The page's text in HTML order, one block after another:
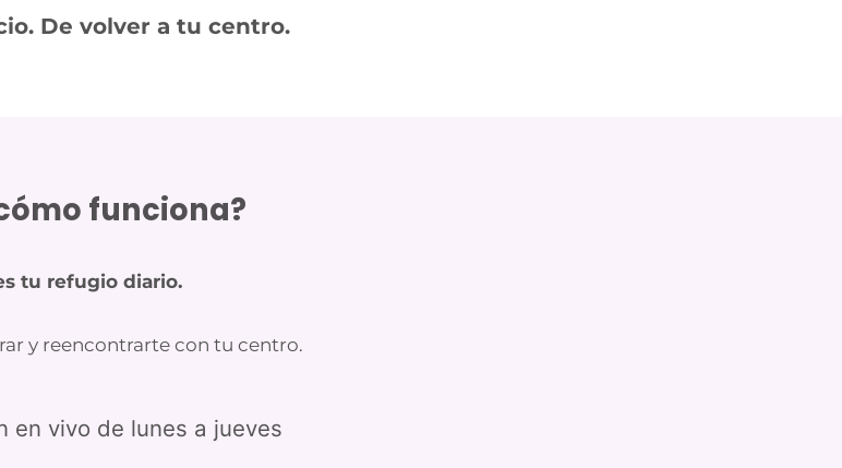
De volver a tu centro.
funciona?
tu refugio diario.
y reencontrarte con tu centro.
en vivo de lunes a jueves